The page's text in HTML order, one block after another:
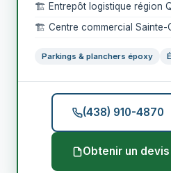
🏗️ Entrepôt logistique région
🏗️ Centre commercial Sainte-
Parkings & planchers époxy
(438) 910-4870
Obtenir un